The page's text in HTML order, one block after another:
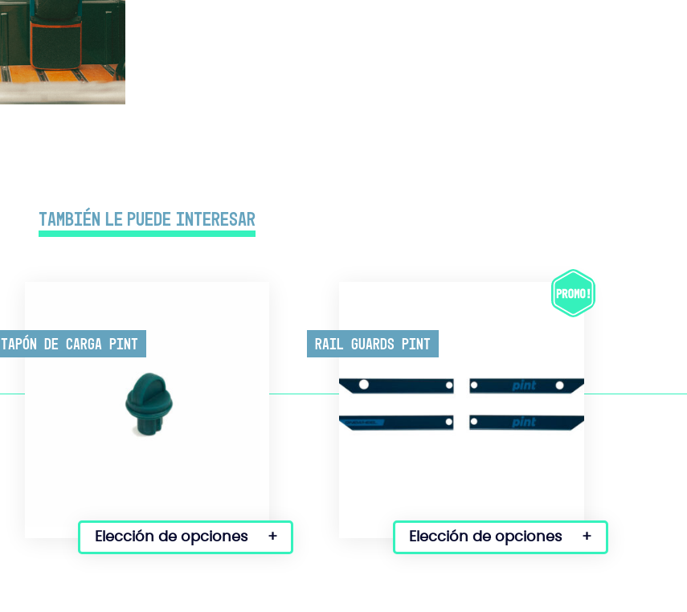
También le puede interesar
Tapón de carga Pint
Elección de opciones
Este
Rail Guards Pint
Elección de opciones
Este